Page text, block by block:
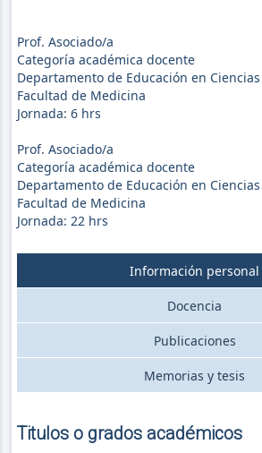
Prof. Asociado/a
Categoría académica docente
Departamento de Educación en
Facultad de Medicina
Jornada: 6hrs
Prof. Asociado/a
Categoría académica docente
Departamento de Educación en
Facultad de Medicina
Jornada: 22hrs
Información personal
Docencia
Publicaciones
Memorias y tesis
Titulos o grados académicos